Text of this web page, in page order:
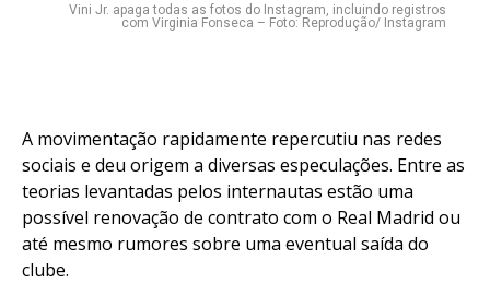
Vini Jr. apaga todas as fotos do Instagram, incluindo registros
com Virginia Fonseca – Foto: Reprodução/ Instagram
A movimentação rapidamente repercutiu nas redes
sociais e deu origem a diversas especulações. Entre as
teorias levantadas pelos internautas estão uma
possível renovação de contrato com o Real Madrid ou
até mesmo rumores sobre uma eventual saída do
clube.